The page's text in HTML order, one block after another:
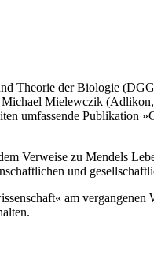
Theorie der Biologie
Michael Mielewczik
umfassende Publikation
Verweise zu Mendels
und
am vergangenen